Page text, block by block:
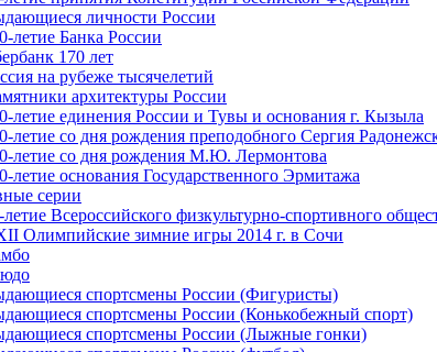
личности России
летие Банка России
170 лет
на рубеже тысячелетий
архитектуры России
летие единения России и Тувы и основания г. Кызыла
летие со дня рождения преподобного Сергия
летие со дня рождения М.Ю. Лермонтова
летие основания Государственного Эрмитажа
серии
летие Всероссийского физкультурно-спортивного
Олимпийские зимние игры 2014 г. в Сочи
спортсмены России (Фигуристы)
спортсмены России (Конькобежный спорт)
спортсмены России (Лыжные гонки)